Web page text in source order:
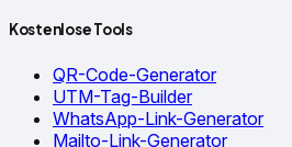
Kostenlose Tools
QR-Code-Generator
UTM-Tag-Builder
WhatsApp-Link-Generator
Mailto-Link-Generator